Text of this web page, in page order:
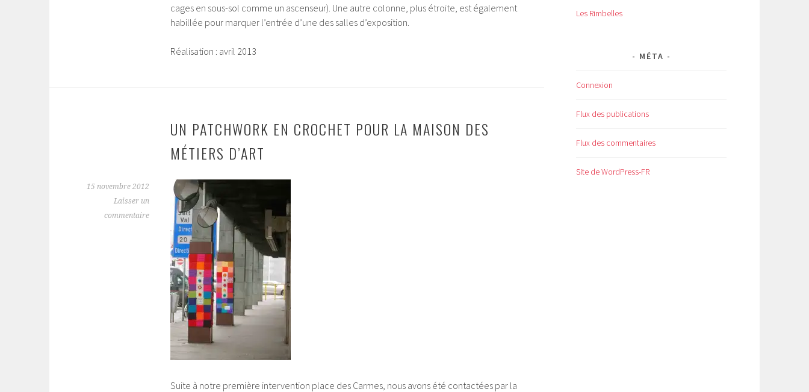
cages en sous-sol comme un ascenseur). Une autre colonne, plus étroite, est également
habillée pour marquer l’entrée d’une des salles d’exposition.
Réalisation : avril 2013
UN PATCHWORK EN CROCHET POUR LA MAISON DES
MÉTIERS D’ART
15 novembre 2012
Laisser un
commentaire
Suite à notre première intervention place des Carmes, nous avons été contactées par la
Les Rimbelles
MÉTA
Connexion
Flux des publications
Flux des commentaires
Site de WordPress-FR